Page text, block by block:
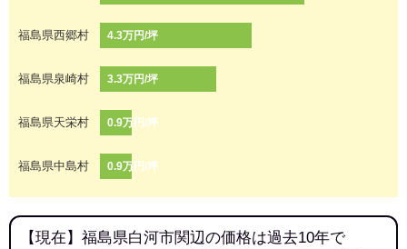
福島県西郷村 4.3万円/坪
福島県泉崎村 3.3万円/坪
福島県天栄村 0.9万円/坪
福島県中島村 0.9万円/坪
【現在】福島県白河市関辺の価格は過去10年で